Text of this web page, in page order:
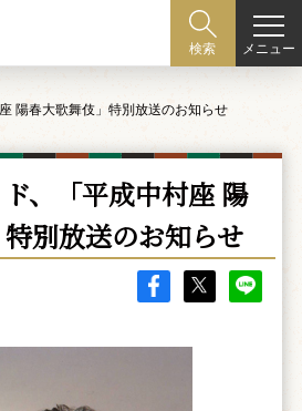
検索 メニュー
陽春大歌舞伎」特別放送のお知らせ
、「平成中村座 陽
別放送のお知らせ